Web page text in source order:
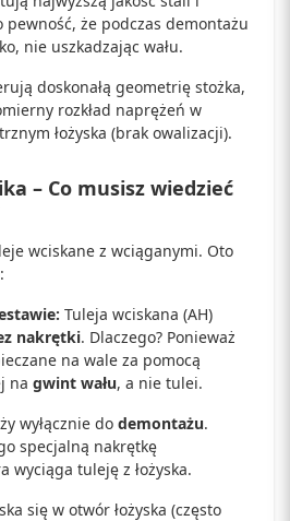
pewność, że podczas demontażu
nie uszkadzając wału.
doskonałą geometrię stożka,
rozkład naprężeń w
łożyska (brak owalizacji).
– Co musisz wiedzieć
wciskane z wciąganymi. Oto
Tuleja wciskana (AH)
nakrętki. Dlaczego? Ponieważ
na wale za pomocą
na gwint wału, a nie tulei.
wyłącznie do demontażu.
specjalną nakrętkę
wyciąga tuleję z łożyska.
się w otwór łożyska (często